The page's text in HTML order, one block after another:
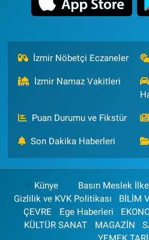
İzmir Nöbetçi Eczaneler
İzmir Namaz Vakitleri
Puan Durumu ve Fikstür
Son Dakika Haberleri
Künye Basın Meslek
Gizlilik ve KVK Politikası
BİLİM
ÇEVRE
Ege Haberleri
KÜLTÜR SANAT
MAGAZİN